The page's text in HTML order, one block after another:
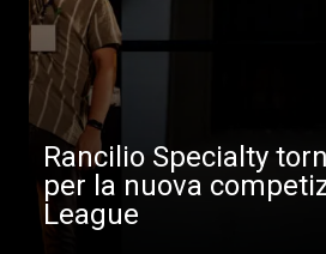
Rancilio Specialty
per la nuova
League